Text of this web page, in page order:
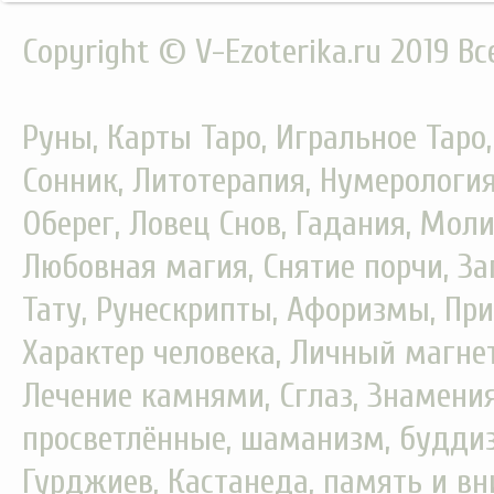
Copyright © V-Ezoterika.ru 2019
Руны, Карты Таро, Игральное
Сонник, Литотерапия,
Оберег, Ловец Снов, Гадания,
Любовная магия, Снятие порчи,
Тату, Рунескрипты, Афоризмы,
Характер человека, Личный
Лечение камнями, Сглаз,
просветлённые, шаманизм,
Гурджиев, Кастанеда, память и